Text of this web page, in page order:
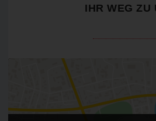
IHR WEG ZU